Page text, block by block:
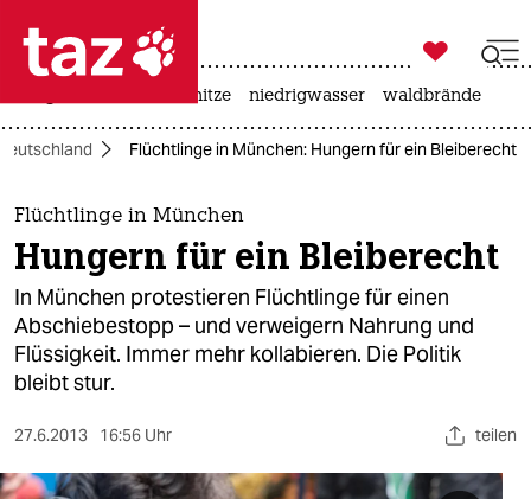
 taz zahl ich
taz zahl ich
themen
politik
öko
gesellschaft
kultur
sport

taz zahl ich
hitze niedrigwasser waldbrände
Flüchtlinge in München: Hungern für ein Bleiberecht
Flüchtlinge in München
Hungern für ein Bleiberecht
In München protestieren Flüchtlinge für einen
Abschiebestopp – und verweigern Nahrung und
Flüssigkeit. Immer mehr kollabieren. Die Politik
bleibt stur.
27.6.2013 16:56 Uhr teilen